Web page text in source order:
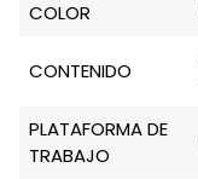
COLOR
CONTENIDO
PLATAFORMA DE
TRABAJO